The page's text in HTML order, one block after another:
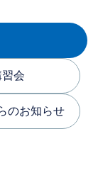
会
のお知らせ